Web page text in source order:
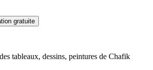
gratuite
tableaux, dessins, peintures de Chafik